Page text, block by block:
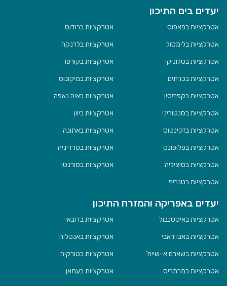
יעדים בים התיכון
אטרקציות בפאפוס
אטרקציות ברודוס
אטרקציות בלימסול
אטרקציות בלרנקה
אטרקציות בסלוניקי
אטרקציות בקורפו
אטרקציות בכרתים
אטרקציות במיקונוס
אטרקציות בקפריסין
אטרקציות באיה נאפה
אטרקציות בסנטוריני
אטרקציות ביוון
אטרקציות בזקינטוס
אטרקציות באתונה
אטרקציות בפלופונס
אטרקציות בסרדיניה
אטרקציות בסיציליה
אטרקציות בסורנטו
אטרקציות בטנריף
יעדים באפריקה והמזרח התיכון
אטרקציות באיסטנבול
אטרקציות בדובאי
אטרקציות באבו דאבי
אטרקציות באנטליה
אטרקציות בשארם א-שייח'
אטרקציות בטורקיה
אטרקציות במרמריס
אטרקציות בעמאן